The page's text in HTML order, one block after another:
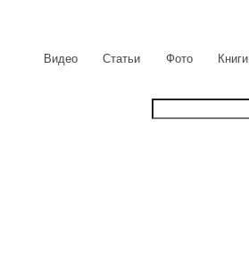
Видео Статьи Фото Книги